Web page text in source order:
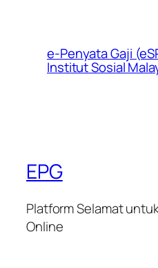
e-Penyata Gaji
Institut Sosial
EPG
Platform Selamat
Online